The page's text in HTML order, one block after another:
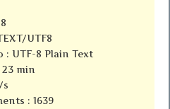
UTF8
: UTF-8 Plain Text
min
s
: 1639